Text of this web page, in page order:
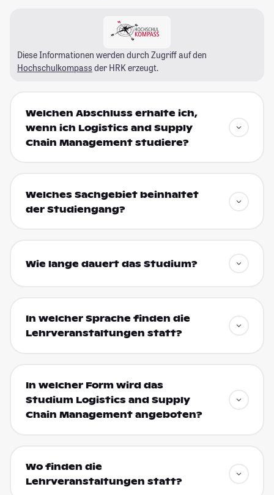
Diese Informationen werden durch Zugriff auf den
Hochschulkompass der HRK erzeugt.
Welchen Abschluss erhalte ich,
wenn ich Logistics and Supply
Chain Management studiere?
Welches Sachgebiet beinhaltet
der Studiengang?
Wie lange dauert das Studium?
In welcher Sprache finden die
Lehrveranstaltungen statt?
In welcher Form wird das
Studium Logistics and Supply
Chain Management angeboten?
Wo finden die
Lehrveranstaltungen statt?